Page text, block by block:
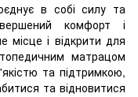
в собі силу та
комфорт і
місце і відкрити для
матрацом
та підтримкою,
та відновитися